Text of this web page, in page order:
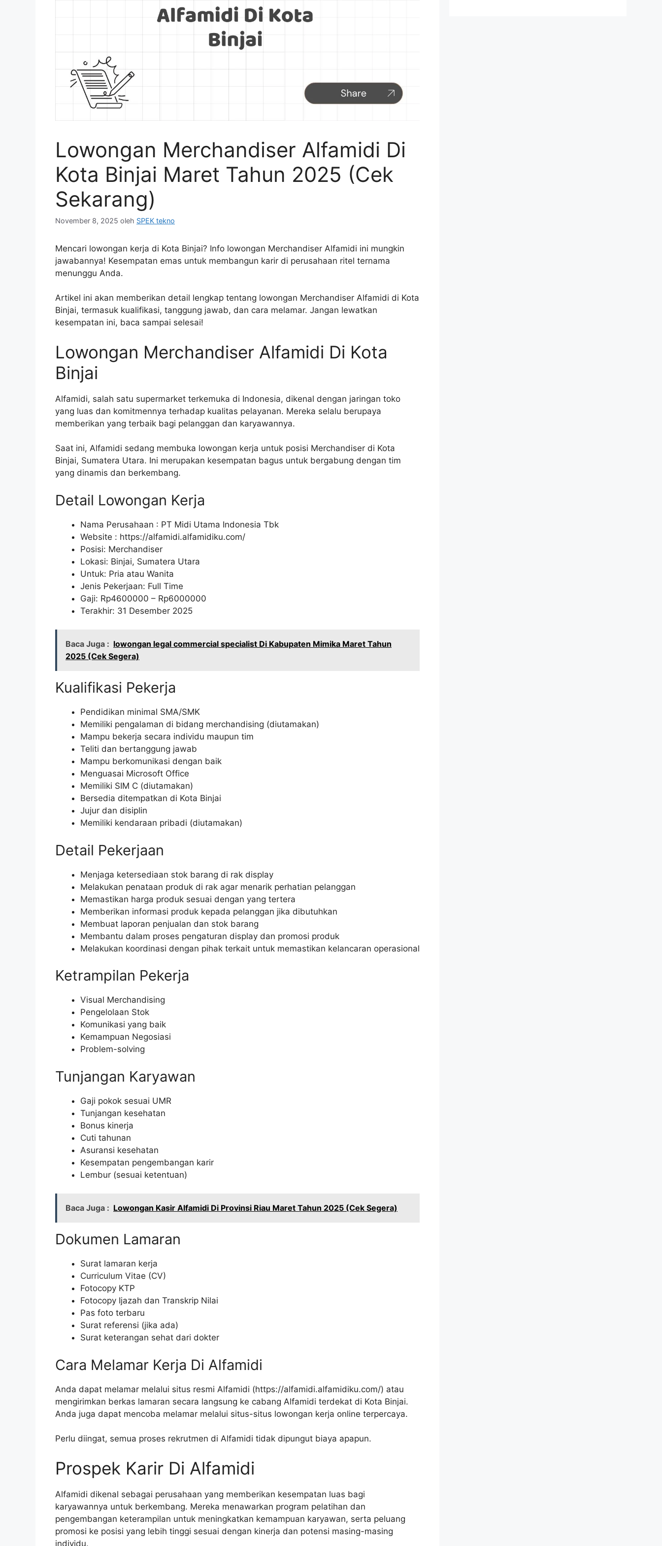
Lowongan Merchandiser Alfamidi Di
Kota Binjai Maret Tahun 2025 (Cek
Sekarang)
November 8, 2025 oleh SPEK tekno
Mencari lowongan kerja di Kota Binjai? Info lowongan Merchandiser Alfamidi ini mungkin
jawabannya! Kesempatan emas untuk membangun karir di perusahaan ritel ternama
menunggu Anda.
Artikel ini akan memberikan detail lengkap tentang lowongan Merchandiser Alfamidi di Kota
Binjai, termasuk kualifikasi, tanggung jawab, dan cara melamar. Jangan lewatkan
kesempatan ini, baca sampai selesai!
Lowongan Merchandiser Alfamidi Di Kota
Binjai
Alfamidi, salah satu supermarket terkemuka di Indonesia, dikenal dengan jaringan toko
yang luas dan komitmennya terhadap kualitas pelayanan. Mereka selalu berupaya
memberikan yang terbaik bagi pelanggan dan karyawannya.
Saat ini, Alfamidi sedang membuka lowongan kerja untuk posisi Merchandiser di Kota
Binjai, Sumatera Utara. Ini merupakan kesempatan bagus untuk bergabung dengan tim
yang dinamis dan berkembang.
Detail Lowongan Kerja
Nama Perusahaan : PT Midi Utama Indonesia Tbk
Website : https://alfamidi.alfamidiku.com/
Posisi: Merchandiser
Lokasi: Binjai, Sumatera Utara
Untuk: Pria atau Wanita
Jenis Pekerjaan: Full Time
Gaji: Rp4600000 – Rp6000000
Terakhir: 31 Desember 2025
Baca Juga : lowongan legal commercial specialist Di Kabupaten Mimika Maret Tahun
2025 (Cek Segera)
Kualifikasi Pekerja
Pendidikan minimal SMA/SMK
Memiliki pengalaman di bidang merchandising (diutamakan)
Mampu bekerja secara individu maupun tim
Teliti dan bertanggung jawab
Mampu berkomunikasi dengan baik
Menguasai Microsoft Office
Memiliki SIM C (diutamakan)
Bersedia ditempatkan di Kota Binjai
Jujur dan disiplin
Memiliki kendaraan pribadi (diutamakan)
Detail Pekerjaan
Menjaga ketersediaan stok barang di rak display
Melakukan penataan produk di rak agar menarik perhatian pelanggan
Memastikan harga produk sesuai dengan yang tertera
Memberikan informasi produk kepada pelanggan jika dibutuhkan
Membuat laporan penjualan dan stok barang
Membantu dalam proses pengaturan display dan promosi produk
Melakukan koordinasi dengan pihak terkait untuk memastikan kelancaran operasional
Ketrampilan Pekerja
Visual Merchandising
Pengelolaan Stok
Komunikasi yang baik
Kemampuan Negosiasi
Problem-solving
Tunjangan Karyawan
Gaji pokok sesuai UMR
Tunjangan kesehatan
Bonus kinerja
Cuti tahunan
Asuransi kesehatan
Kesempatan pengembangan karir
Lembur (sesuai ketentuan)
Baca Juga : Lowongan Kasir Alfamidi Di Provinsi Riau Maret Tahun 2025 (Cek Segera)
Dokumen Lamaran
Surat lamaran kerja
Curriculum Vitae (CV)
Fotocopy KTP
Fotocopy Ijazah dan Transkrip Nilai
Pas foto terbaru
Surat referensi (jika ada)
Surat keterangan sehat dari dokter
Cara Melamar Kerja Di Alfamidi
Anda dapat melamar melalui situs resmi Alfamidi (https://alfamidi.alfamidiku.com/) atau
mengirimkan berkas lamaran secara langsung ke cabang Alfamidi terdekat di Kota Binjai.
Anda juga dapat mencoba melamar melalui situs-situs lowongan kerja online terpercaya.
Perlu diingat, semua proses rekrutmen di Alfamidi tidak dipungut biaya apapun.
Prospek Karir Di Alfamidi
Alfamidi dikenal sebagai perusahaan yang memberikan kesempatan luas bagi
karyawannya untuk berkembang. Mereka menawarkan program pelatihan dan
pengembangan keterampilan untuk meningkatkan kemampuan karyawan, serta peluang
promosi ke posisi yang lebih tinggi sesuai dengan kinerja dan potensi masing-masing
individu.